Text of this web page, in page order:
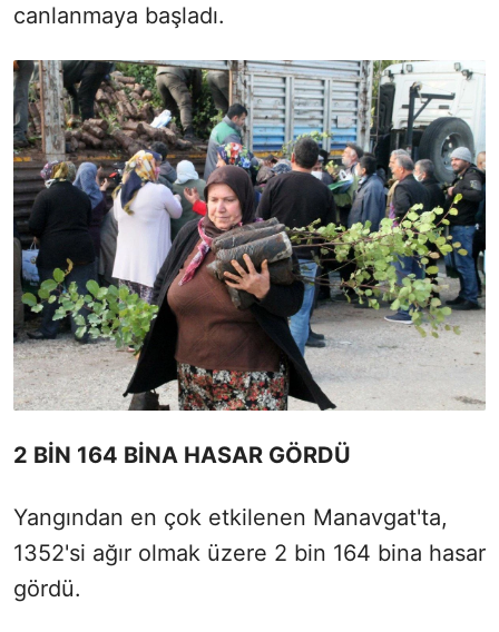
canlanmaya başladı.
2 BİN 164 BİNA HASAR GÖRDÜ
Yangından en çok etkilenen Manavgat'ta,
1352'si ağır olmak üzere 2 bin 164 bina hasar
gördü.